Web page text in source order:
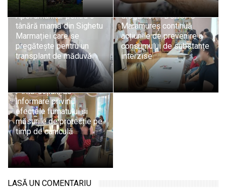
Apel umanitar pentru o
tânără mamă din Sighetu
Marmației care se
pregătește pentru un
transplant de măduvă
„Alege viața! Spune NU
drogurilor!”: DGASPC
Maramureș continuă
acțiunile de prevenire a
consumului de substanțe
interzise
Educație pentru sănătate
în rândul mamelor din
Pirita: acțiuni de
informare privind
efectele fumatului și
măsurile de protecție pe
timp de caniculă
LASĂ UN COMENTARIU